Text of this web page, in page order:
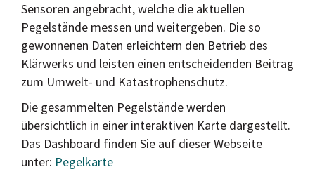
Sensoren angebracht, welche die aktuellen
Pegelstände messen und weitergeben. Die so
gewonnenen Daten erleichtern den Betrieb des
Klärwerks und leisten einen entscheidenden Beitrag
zum Umwelt- und Katastrophenschutz.
Die gesammelten Pegelstände werden
übersichtlich in einer interaktiven Karte dargestellt.
Das Dashboard finden Sie auf dieser Webseite
unter: Pegelkarte